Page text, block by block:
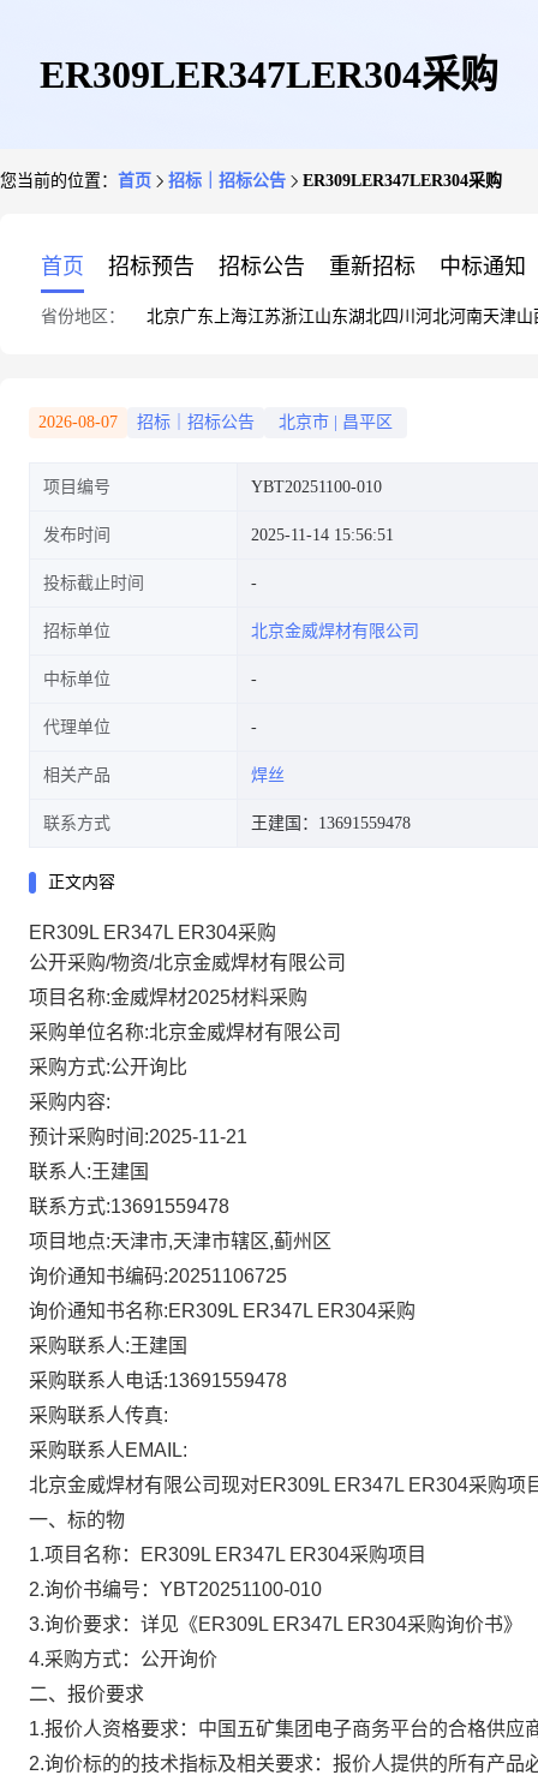
ER309LER347LER304采购
您当前的位置： 首页 招标｜招标公告 ER309LER347LER304采购
首页 招标预告 招标公告 重新招标 中标通知
省份地区： 北京广东 上海江苏浙江山东湖北四川 河北河南天津山
2026-08-07 招标｜招标公告 北京市 昌平区
项目编号 YBT20251100-010
发布时间 2025-11-14 15:56:51
投标截止时间
招标单位 北京金威焊材有限公司
中标单位
代理单位
相关产品 焊丝
联系方式 王建国：13691559478
正文内容
ER309L ER347L ER304采购
公开采购/物资/北京金威焊材有限公司
项目名称:金威焊材2025材料采购
采购单位名称:北京金威焊材有限公司
采购方式:公开询比
采购内容:
预计采购时间:2025-11-21
联系人:王建国
联系方式:13691559478
项目地点:天津市,天津市辖区,蓟州区
询价通知书编码:20251106725
询价通知书名称:ER309L ER347L ER304采购
采购联系人:王建国
采购联系人电话:13691559478
采购联系人传真:
采购联系人EMAIL:
北京金威焊材有限公司现对ER309L ER347L ER304采购项
一、标的物
1.项目名称：ER309L ER347L ER304采购项目
2.询价书编号： YBT20251100-010
3.询价要求：详见《ER309L ER347L ER304采购询价书》
4.采购方式：公开询价
二、报价要求
1.报价人资格要求：中国五矿集团电子商务平台的合格供应
2.询价标的的技术指标及相关要求：报价人提供的所有产